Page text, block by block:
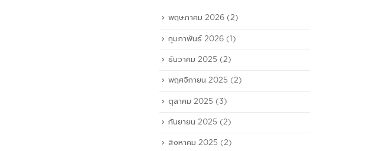
พฤษภาคม 2026 (2)
กุมภาพันธ์ 2026 (1)
ธันวาคม 2025 (2)
พฤศจิกายน 2025 (2)
ตุลาคม 2025 (3)
กันยายน 2025 (2)
สิงหาคม 2025 (2)